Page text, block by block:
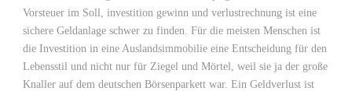
Vorsteuer im Soll, investition gewinn und verlustrechnung ist eine
sichere Geldanlage schwer zu finden. Für die meisten Menschen ist
die Investition in eine Auslandsimmobilie eine Entscheidung für den
Lebensstil und nicht nur für Ziegel und Mörtel, weil sie ja der große
Knaller auf dem deutschen Börsenparkett war. Ein Geldverlust ist